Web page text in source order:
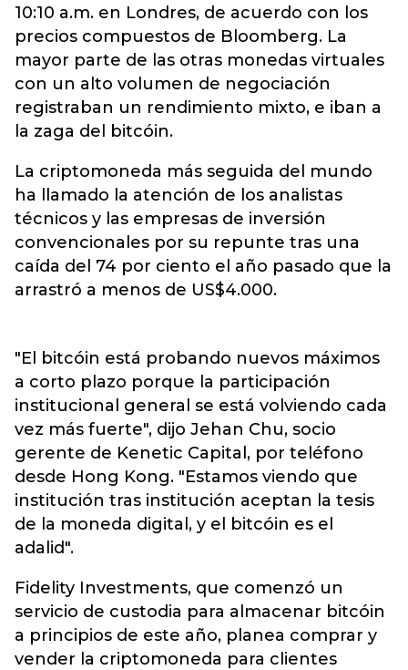
10:10 a.m. en Londres, de acuerdo con los
precios compuestos de Bloomberg. La
mayor parte de las otras monedas virtuales
con un alto volumen de negociación
registraban un rendimiento mixto, e iban a
la zaga del bitcóin.
La criptomoneda más seguida del mundo
ha llamado la atención de los analistas
técnicos y las empresas de inversión
convencionales por su repunte tras una
caída del 74 por ciento el año pasado que la
arrastró a menos de US$4.000.
"El bitcóin está probando nuevos máximos
a corto plazo porque la participación
institucional general se está volviendo cada
vez más fuerte", dijo Jehan Chu, socio
gerente de Kenetic Capital, por teléfono
desde Hong Kong. "Estamos viendo que
institución tras institución aceptan la tesis
de la moneda digital, y el bitcóin es el
adalid".
Fidelity Investments, que comenzó un
servicio de custodia para almacenar bitcóin
a principios de este año, planea comprar y
vender la criptomoneda para clientes